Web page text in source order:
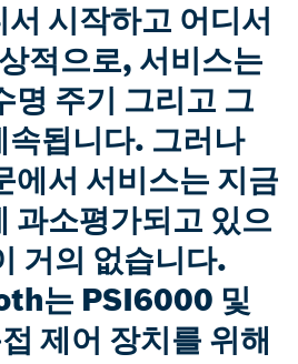
시작하고 어디서
적으로, 서비스는
명 주기 그리고 그
속됩니다. 그러나
에서 서비스는 지금
과소평가되고 있으
거의 없습니다.
는 PSI6000 및
제어 장치를 위해